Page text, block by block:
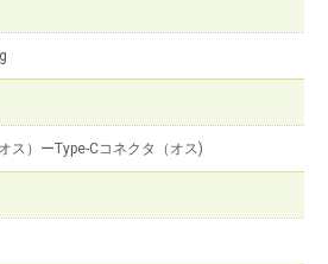
ス）ーType-Cコネクタ（オス)